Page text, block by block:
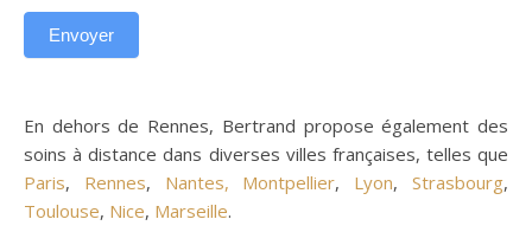
Envoyer
En dehors de Rennes, Bertrand propose également des
soins à distance dans diverses villes françaises, telles que
Paris, Rennes, Nantes, Montpellier, Lyon,Strasbourg,
Toulouse, Nice, Marseille.